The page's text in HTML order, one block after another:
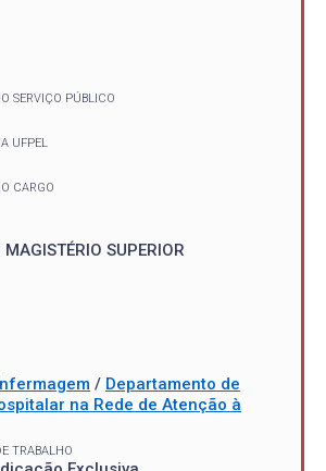
SERVIÇO PÚBLICO
UFPEL
CARGO
MAGISTÉRIO SUPERIOR
/ Departamento de
na Rede de Atenção à
TRABALHO